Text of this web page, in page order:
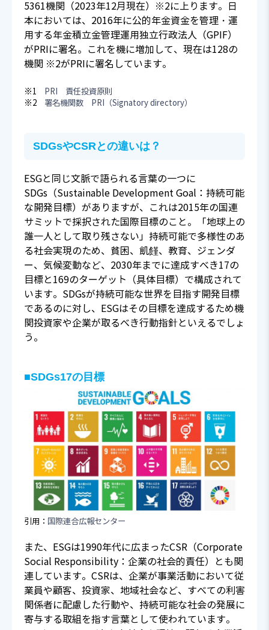
5361機関（2023年12月現在）※2に上ります。日
本においては、2016年に公的年金資金を管理・運
用する年金積立金管理運用独立行政法人（GPIF）
がPRIに署名。これを機に増加して、現在は128の
機関 ※2がPRIに署名しています。
※1
PRI 責任投資原則
※2 署名機関数 PRI（Signatory directory）
SDGsやCSRとの違いは？
ESGと同じ文脈で語られる言葉の一つに
SDGs（Sustainable Development Goal：持続可能
な開発目標）がありますが、これは2015年の国連
サミットで採択された国際目標のこと。「地球上の
誰一人として取り残さない」持続可能で多様性のあ
る社会実現のため、貧困、飢饉、教育、ジェンダ
ー、気候変動など、2030年までに達成すべき17の
目標と169のターゲット（具体目標）で構成されて
います。SDGsが持続可能な世界を目指す開発目標
であるのに対し、ESGはその目標を達成するため機
関投資家や企業が取るべき行動指針といえるでしょ
う。
■SDGs17の目標
引用： 国際連合広報センター
また、ESGは1990年代に広まったCSR（Corporate
Social Responsibility：企業の社会的責任）とも関
連しています。CSRは、企業が事業活動において従
業員や顧客、投資家、地域社会など、すべての利害
関係者に配慮した行動や、持続可能な社会の発展に
寄与する取組を指す言葉として使われています。